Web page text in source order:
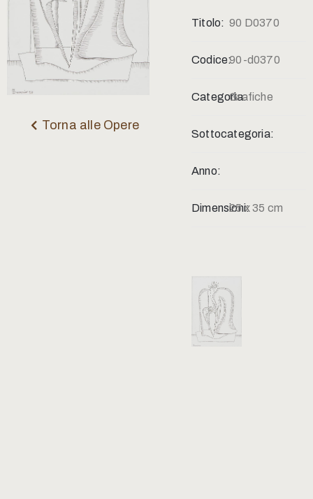
Torna alle Opere
Titolo: 90 D0370
Codice:90-d0370
Categoria:Grafiche
Sottocategoria:
Anno:
Dimensioni:25 x 35 cm